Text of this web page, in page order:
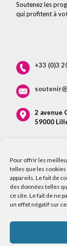
Pour offrir les
telles que les
appareils. Le fait de
des données telles
ce site. Le fait de ne
un effet négatif sur
Soutenez les
qui profitent à
+33 (0)3
2 avenue
59000